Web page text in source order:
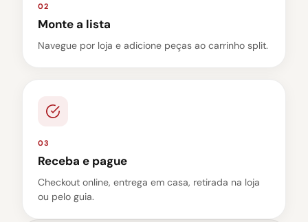
02
Monte a lista
Navegue por loja e adicione peças ao carrinho split.
03
Receba e pague
Checkout online, entrega em casa, retirada na loja
ou pelo guia.